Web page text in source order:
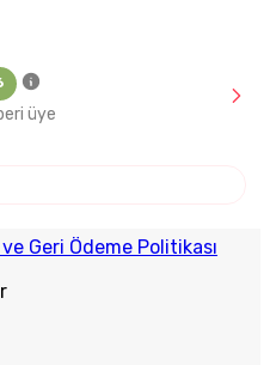
üye
Geri Ödeme Politikası